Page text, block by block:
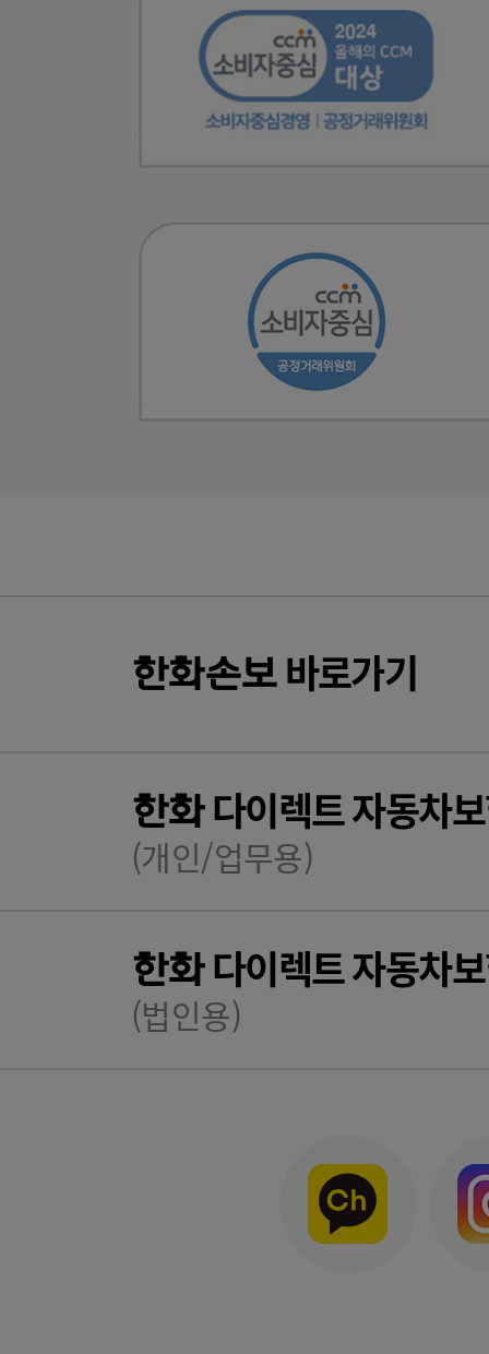
한화손보바로가기
한화다이렉트 자동차
(개인/업무용)
한화다이렉트 자동차
(법인용)